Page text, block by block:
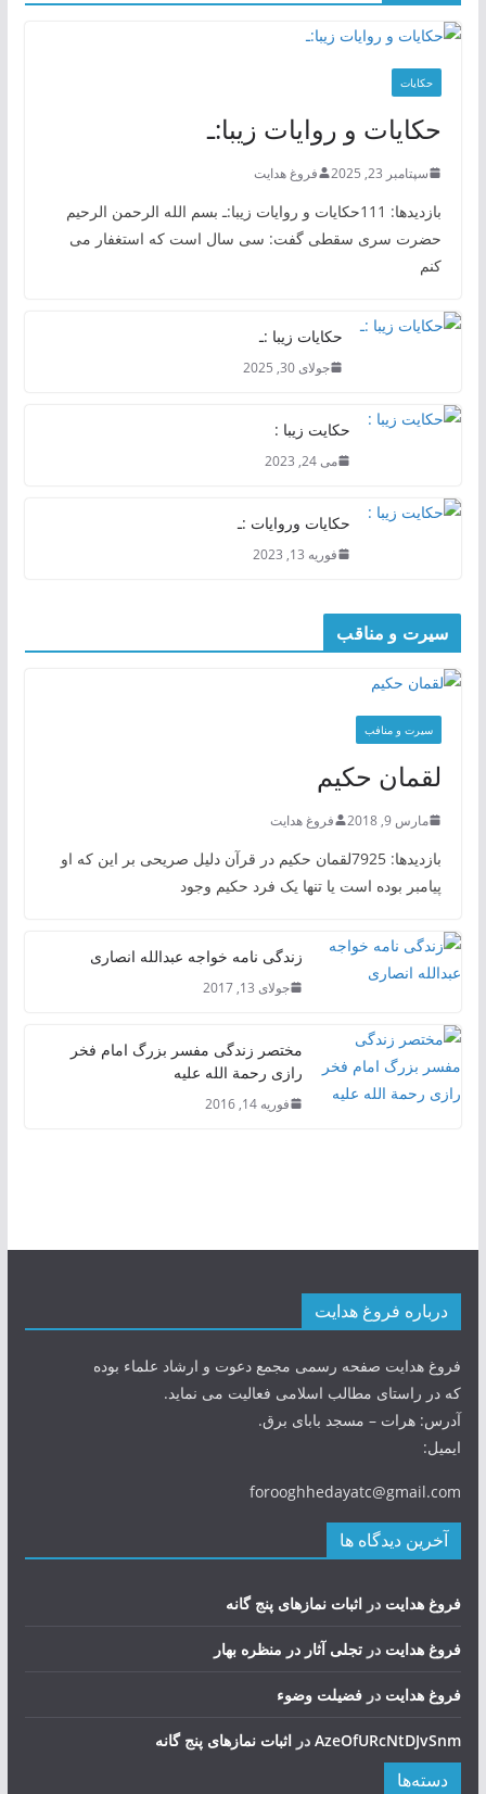
حکایات
حکایات و روایات زیبا:ـ
سپتامبر 23, 2025 فروغ هدایت
بازدیدها: 111حکایات و روایات زیبا:ـ بسم الله الرحمن الرحیم
حضرت سری سقطی گفت: سی سال است که استغفار می
کنم
حکایات زیبا :ـ
جولای 30, 2025
حکایت زیبا :
می 24, 2023
حکایات وروایات :ـ
فوریه 13, 2023
سیرت و مناقب
سیرت و منافب
لقمان حکیم
مارس 9, 2018 فروغ هدایت
بازدیدها: 7925لقمان حکیم در قرآن دلیل صریحی بر این که او
پیامبر بوده است یا تنها یک فرد حکیم وجود
زندگی نامه خواجه عبدالله انصاری
جولای 13, 2017
مختصر زندگی مفسر بزرگ امام فخر
رازی رحمة الله علیه
فوریه 14, 2016
درباره فروغ هدایت
فروغ هدایت صفحه رسمی مجمع دعوت و ارشاد علماء بوده
که در راستای مطالب اسلامی فعالیت می نماید.
آدرس: هرات – مسجد بابای برق.
ایمیل:
forooghhedayatc@gmail.com
آخرین دیدگاه ها
فروغ هدایت در اثبات نمازهای پنج گانه
فروغ هدایت در تجلی آثار در منظره بهار
فروغ هدایت در فضيلت وضوء
AzeOfURcNtDJvSnmدر اثبات نمازهای پنج گانه
دسته‌ها